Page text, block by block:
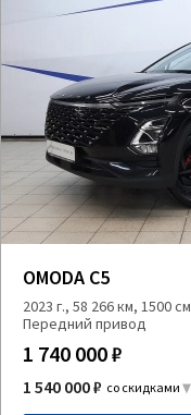
OMODA C5
2023 г., 58 266 км, 1500
Передний привод
1 740 000 ₽
1 540 000 ₽ со скидками